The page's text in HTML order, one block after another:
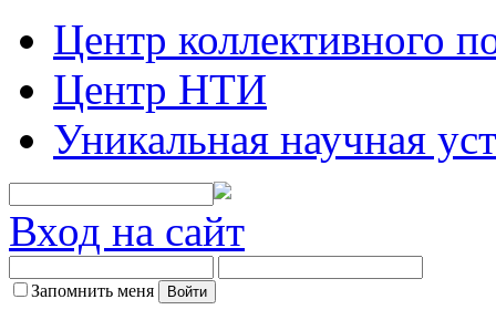
Центр коллективного
Центр НТИ
Уникальная научная
Вход на сайт
Запомнить меня